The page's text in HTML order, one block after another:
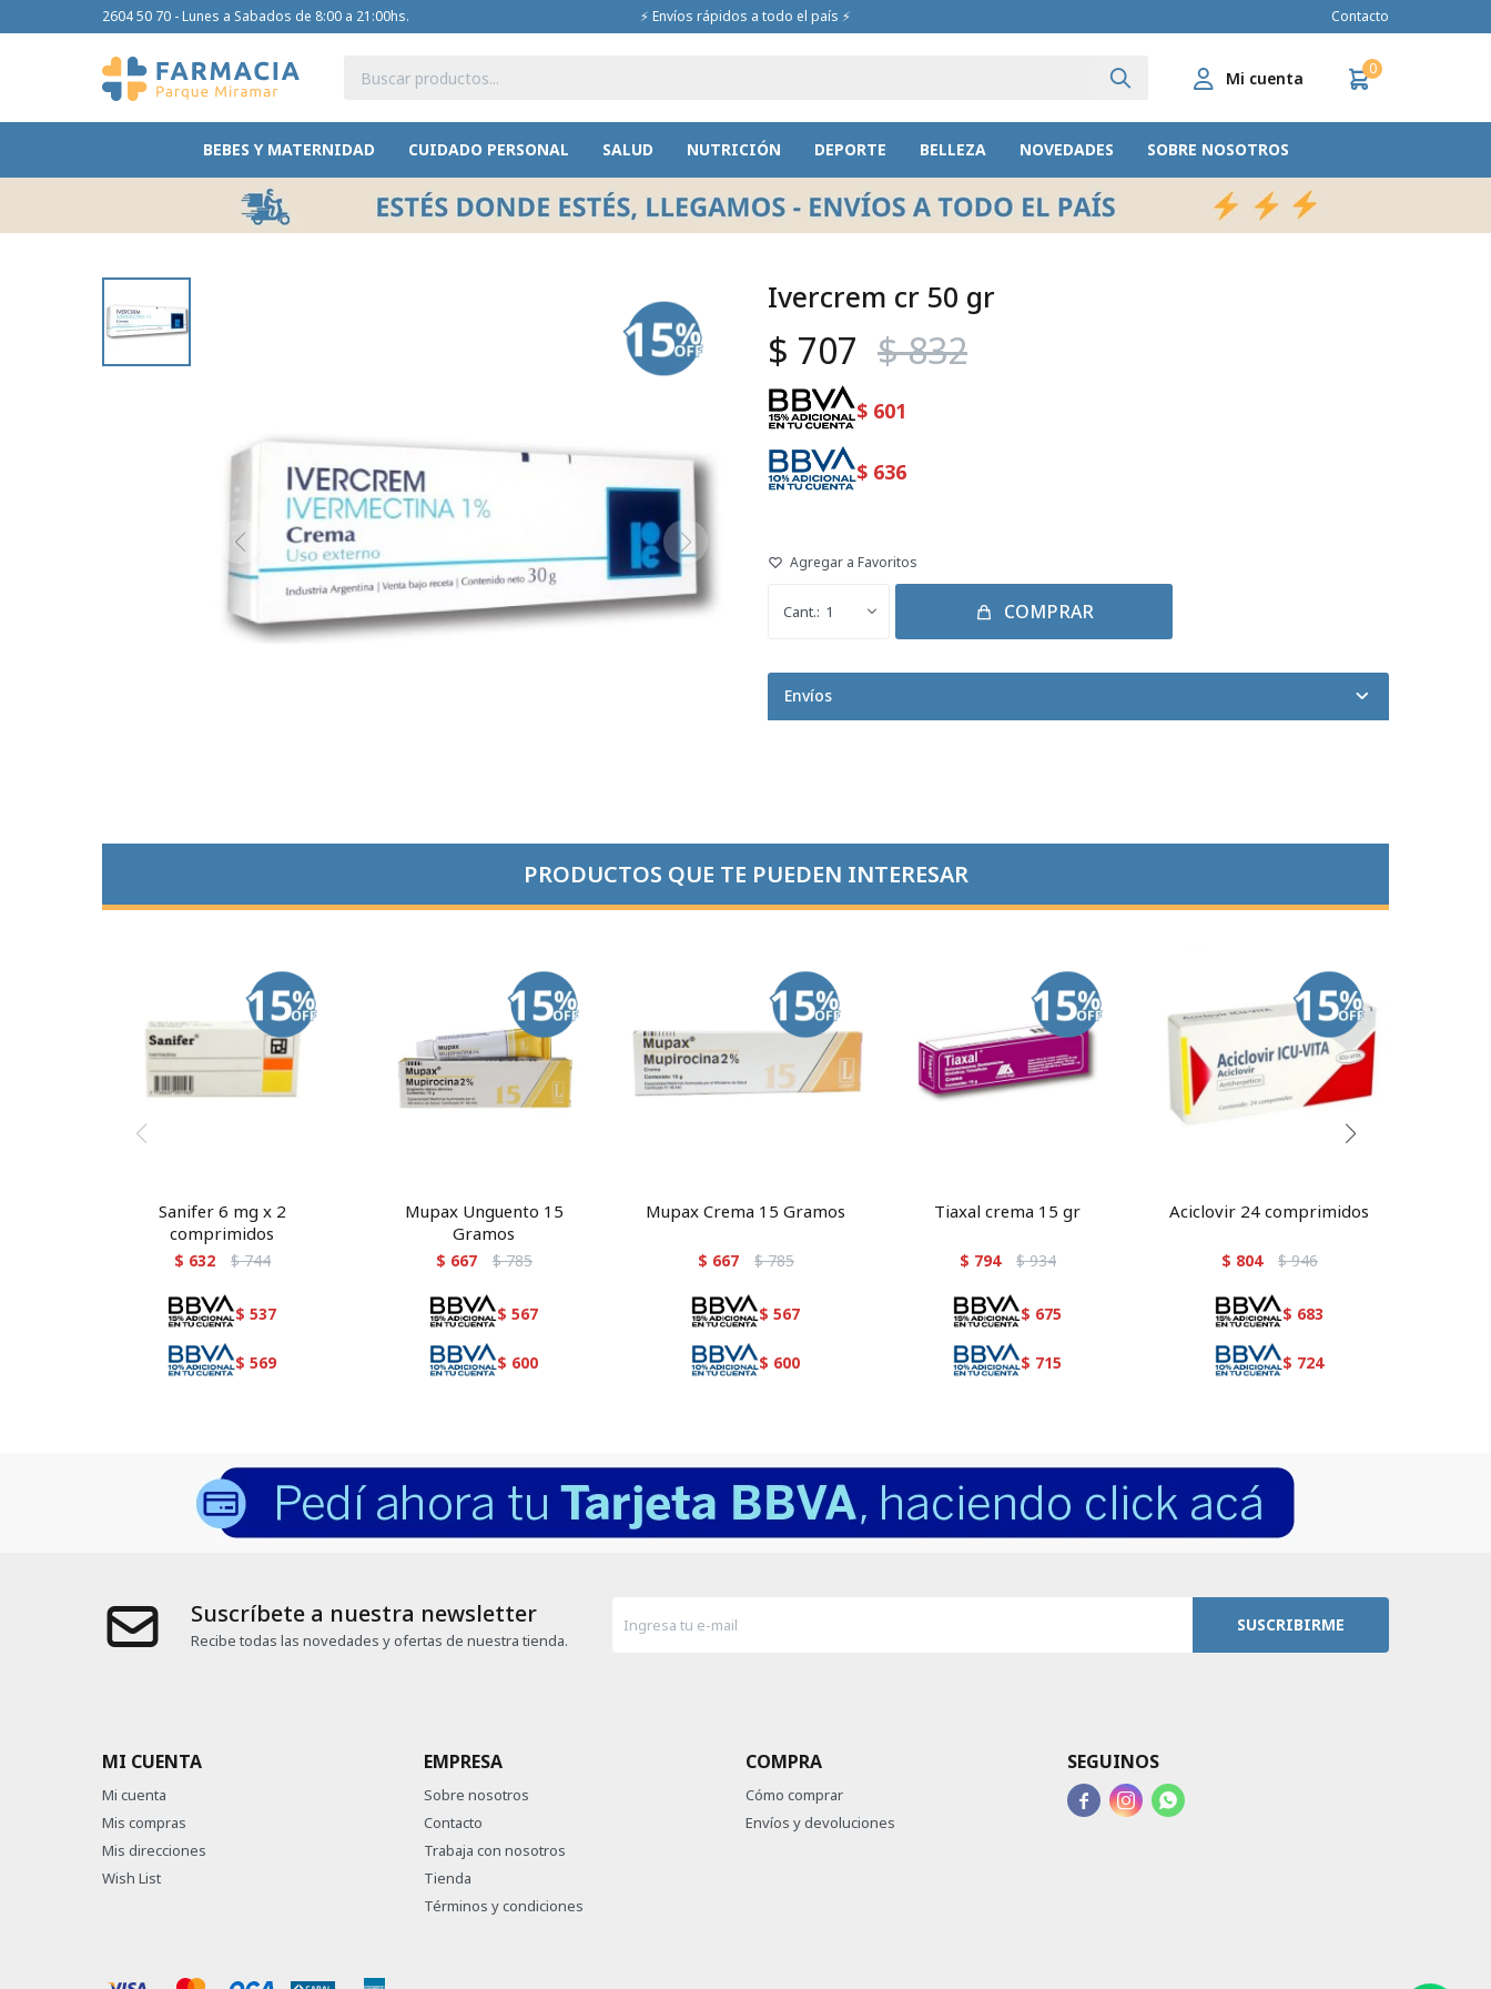
BEBES Y MATERNIDAD CUIDADO PERSONAL SALUD NUTRICIÓN DEPORTE BELLEZA NOVEDADES SOBRE NOSOTROS
0
2604 50 70 - Lunes a Sabados de 8:00 a 21:00hs. ⚡ Envíos rápidos a todo el país ⚡ Contacto
Ivercrem cr 50 gr
$ 707 $832
$ 601
$ 636
1 COMPRAR
Envíos
PRODUCTOS QUE TE PUEDEN INTERESAR
Sanifer 6 mg x 2
comprimidos
$ 632 $ 744
$ 537
$ 569
Mupax Unguento 15
Gramos
$ 667 $ 785
$ 567
$ 600
Mupax Crema 15 Gramos
$ 667 $ 785
$ 567
$ 600
Tiaxal crema 15 gr
$ 794 $ 934
$ 675
$ 715
Aciclovir 24 comprimidos
$ 804 $ 946
$ 683
$ 724
Suscríbete a nuestra newsletter
Recibe todas las novedades y ofertas de nuestra tienda.
SUSCRIBIRME
MI CUENTA
Mi cuenta
Mis compras
Mis direcciones
Wish List
EMPRESA
Sobre nosotros
Contacto
Trabaja con nosotros
Tienda
Términos y condiciones
COMPRA
Cómo comprar
Envíos y devoluciones
SEGUINOS
  